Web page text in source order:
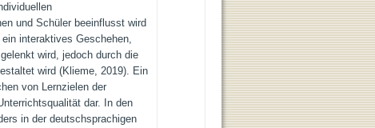
und Schüler beeinflusst wird
interaktives Geschehen,
wird, jedoch durch die
wird (Klieme, 2019). Ein
von Lernzielen der
dar. In den
in der deutschsprachigen